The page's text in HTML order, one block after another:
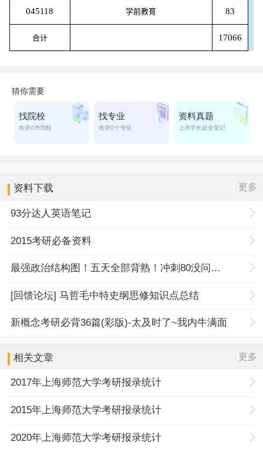
045118 学前教育 83
合计 17066
资料下载 更多
93分达人英语笔记
2015考研必备资料
最强政治结构图！五天全部背熟！冲刺80没问题！
[回馈论坛] 马哲毛中特史纲思修知识点总结
新概念考研必背36篇(彩版)-太及时了~我内牛满面
相关文章 更多
2017年上海师范大学考研报录统计
2015年上海师范大学考研报录统计
2020年上海师范大学考研报录统计